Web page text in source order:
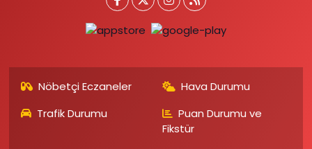
Nöbetçi Eczaneler
Hava Durumu
Trafik Durumu
Puan Durumu ve
Fikstür